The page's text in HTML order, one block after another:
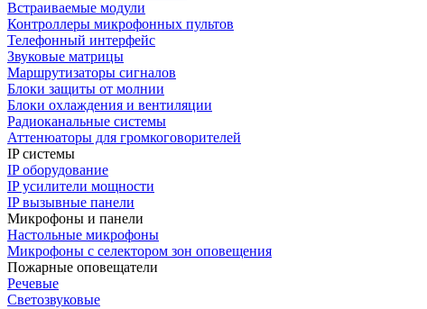
Встраиваемые модули
Контроллеры микрофонных пультов
Телефонный интерфейс
Звуковые матрицы
Маршрутизаторы сигналов
Блоки защиты от молнии
Блоки охлаждения и вентиляции
Радиоканальные системы
Аттенюаторы для громкоговорителей
IP системы
IP оборудование
IP усилители мощности
IP вызывные панели
Микрофоны и панели
Настольные микрофоны
Микрофоны с селектором зон оповещения
Пожарные оповещатели
Речевые
Светозвуковые